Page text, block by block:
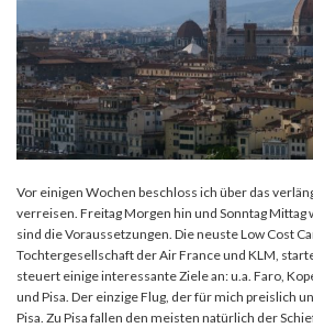
Vor einigen Wochen beschloss ich über das
verreisen. Freitag Morgen hin und Sonntag Mittag
sind die Voraussetzungen. Die neuste Low Cost
Tochtergesellschaft der Air France und KLM,
steuert einige interessante Ziele an: u.a. Faro,
und Pisa. Der einzige Flug, der für mich preislich
Pisa. Zu Pisa fallen den meisten natürlich der